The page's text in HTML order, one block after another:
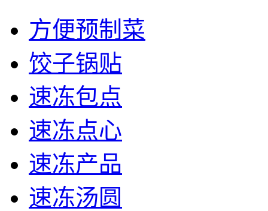
方便预制菜
饺子锅贴
速冻包点
速冻点心
速冻产品
速冻汤圆